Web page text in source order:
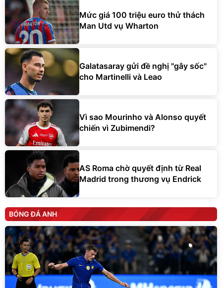
Mức giá 100 triệu euro thử thách
Man Utd vụ Wharton
Galatasaray gửi đề nghị "gây sốc"
cho Martinelli và Leao
Vì sao Mourinho và Alonso quyết
chiến vì Zubimendi?
AS Roma chờ quyết định từ Real
Madrid trong thương vụ Endrick
BÓNG ĐÁ ANH